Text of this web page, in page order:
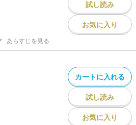
試し読み
お気に入り
あらすじを見る
カートに入れる
試し読み
お気に入り